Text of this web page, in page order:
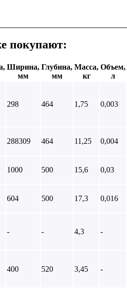
покупают:
Ширина,
мм
Глубина,
мм
Масса,
кг
Объем,
л
298 464 1,75 0,003
288309 464 11,25 0,004
1000 500 15,6 0,03
604 500 17,3 0,016
- - 4,3 -
400 520 3,45 -